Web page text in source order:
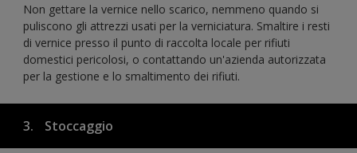
Non gettare la vernice nello scarico, nemmeno quando si
puliscono gli attrezzi usati per la verniciatura. Smaltire i resti
di vernice presso il punto di raccolta locale per rifiuti
domestici pericolosi, o contattando un'azienda autorizzata
per la gestione e lo smaltimento dei rifiuti.
3. Stoccaggio